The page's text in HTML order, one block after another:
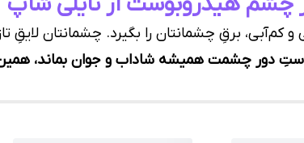
و کم‌آبی، برقِ چشمانتان را بگیرد. چشمانتان
دور چشمت همیشه شاداب و جوان بماند، همین